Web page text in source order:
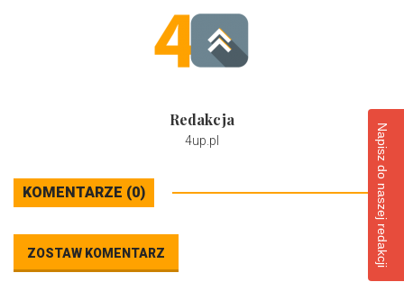
Redakcja
4up.pl
KOMENTARZE (0)
ZOSTAW KOMENTARZ Napisz do naszej redakcji